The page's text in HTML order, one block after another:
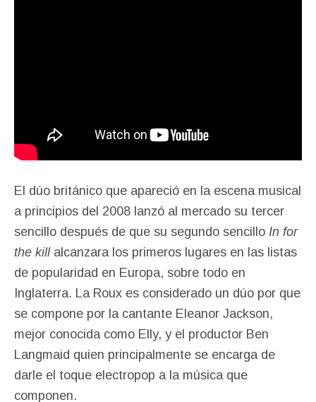
El dúo británico que apareció en la escena musical
a principios del 2008 lanzó al mercado su tercer
sencillo después de que su segundo sencillo In for
the kill alcanzara los primeros lugares en las listas
de popularidad en Europa, sobre todo en
Inglaterra. La Roux es considerado un dúo por que
se compone por la cantante Eleanor Jackson,
mejor conocida como Elly, y el productor Ben
Langmaid quien principalmente se encarga de
darle el toque electropop a la música que
componen.